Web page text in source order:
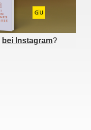
bei Instagram?